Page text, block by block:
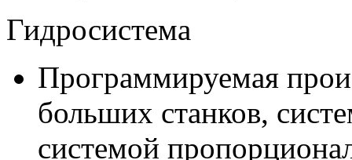
Гидросистема
Программируемая
больших станков,
системой